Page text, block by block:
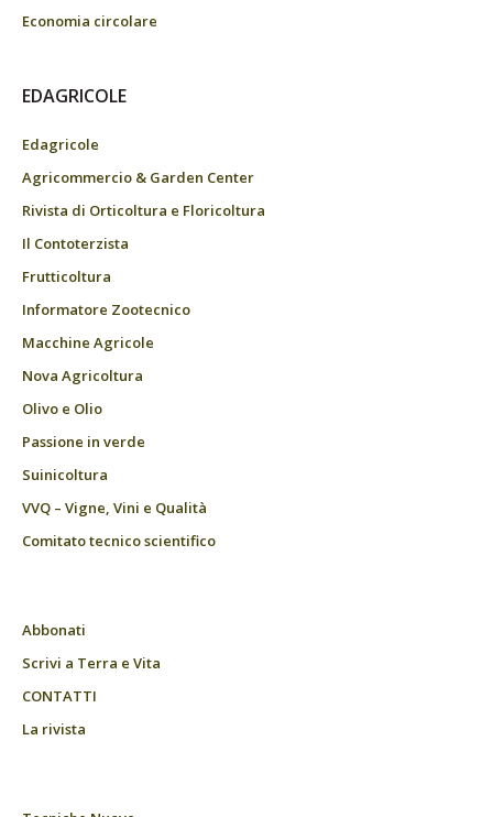
Economia circolare
EDAGRICOLE
Edagricole
Agricommercio & Garden Center
Rivista di Orticoltura e Floricoltura
Il Contoterzista
Frutticoltura
Informatore Zootecnico
Macchine Agricole
Nova Agricoltura
Olivo e Olio
Passione in verde
Suinicoltura
VVQ – Vigne, Vini e Qualità
Comitato tecnico scientifico
Abbonati
Scrivi a Terra e Vita
CONTATTI
La rivista